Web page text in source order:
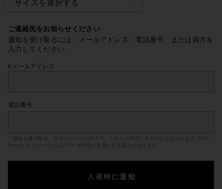
ご連絡先をお知らせください
通知を受け取るには、メールアドレス、電話番号、または両方を
入力してください
Eメールアドレス
電話番号
「通知を受け取る」をクリックした時点で、こちらに同意したものとみなされます:
SMS
Terms
. メッセージおよびデータ料金が適用される場合があります。
入荷時に通知